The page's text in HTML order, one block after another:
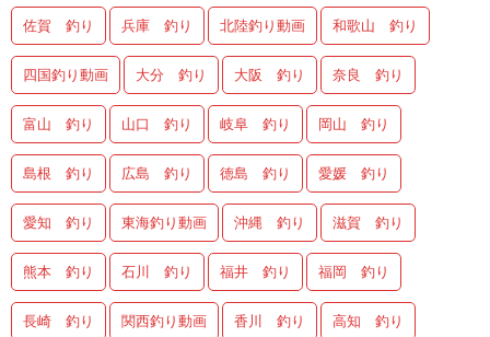
佐賀 釣り 兵庫 釣り 北陸釣り動画 和歌山 釣り
四国釣り動画 大分 釣り 大阪 釣り 奈良 釣り
富山 釣り 山口 釣り 岐阜 釣り 岡山 釣り
島根 釣り 広島 釣り 徳島 釣り 愛媛 釣り
愛知 釣り 東海釣り動画 沖縄 釣り 滋賀 釣り
熊本 釣り 石川 釣り 福井 釣り 福岡 釣り
長崎 釣り 関西釣り動画 香川 釣り 高知 釣り